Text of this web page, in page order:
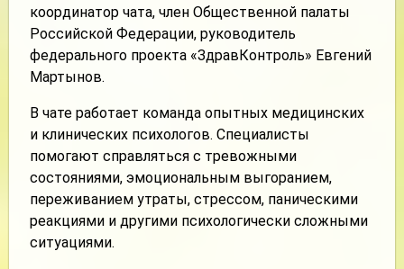
координатор чата, член Общественной палаты
Российской Федерации, руководитель
федерального проекта «ЗдравКонтроль» Евгений
Мартынов.
В чате работает команда опытных медицинских
и клинических психологов. Специалисты
помогают справляться с тревожными
состояниями, эмоциональным выгоранием,
переживанием утраты, стрессом, паническими
реакциями и другими психологически сложными
ситуациями.